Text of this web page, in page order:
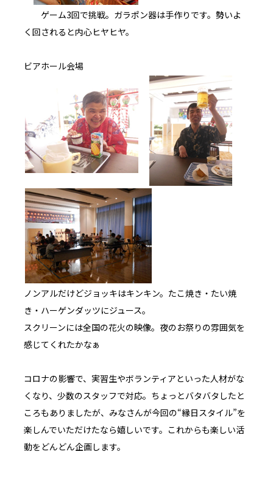
ゲーム3回で挑戦。ガラポン器は手作りです。勢いよ
く回されると内心ヒヤヒヤ。
ビアホール会場
ノンアルだけどジョッキはキンキン。たこ焼き・たい焼
き・ハーゲンダッツにジュース。
スクリーンには全国の花火の映像。夜のお祭りの雰囲気を
感じてくれたかなぁ
コロナの影響で、実習生やボランティアといった人材がな
くなり、少数のスタッフで対応。ちょっとバタバタしたと
ころもありましたが、みなさんが今回の“縁日スタイル”を
楽しんでいただけたなら嬉しいです。これからも楽しい活
動をどんどん企画します。